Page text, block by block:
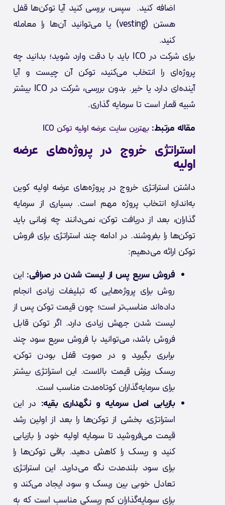
اضافه کنید. سپس، بررسی کنید آیا توکن‌ها قفل
هستن (vesting) یا می‌توانید آن‌ها را معامله
کنید.
برای شرکت در ICO باید با دقت وارد شوید؛ بدانید چه
پروژه‌ای را انتخاب می‌کنید، توکن آن چیست و آیا
آینده‌ای دارد یا خیر. بدون بررسی، شرکت در ICO بیشتر
شبیه قمار است تا سرمایه گذاری.
مقاله مرتبط: بهترین سایت عرضه اولیه توکن ICO
استراتژی خروج در پروژه‌های عرضه
اولیه
داشتن استراتژی خروج در پروژه‌های عرضه اولیه کوین
به‌اندازه انتخاب پروژه مهم است. بسیاری از سرمایه
گذاران، بعد از دریافت توکن، نمی‌دانند چه زمانی باید
توکن‌ها را بفروشند. در ادامه چند استراتژی برای فروش
توکن ارائه می‌دهیم:
فروش سریع پس از لیست شدن در صرافی: این
روش برای پروژه‌هایی که تبلیغات زیادی انجام
داده‌اند مناسب‌تر است؛ چون قیمت توکن پس از
لیست شدن جهش زیادی دارد. اگر توکن قابل
فروش باشد، می‌توانید با فروش سریع سود چند
برابری بگیرید و در صورت قفل بودن توکن،
ریسک ریزش قیمت بالاست. این استراتژی بیشتر
برای سرمایه‌گذاران کوتاه‌مدت مناسب است.
بازیابی اصل سرمایه و نگهداری بقیه: در این
استراتژی، بخشی از توکن‌ها را بعد از اولین رشد
قیمت می‌فروشید تا سرمایه اولیه خود را بازیابی
کنید و ریسک را کاهش دهید. باقی توکن‌ها را
برای سود بلندمدت نگه می‌دارید. این استراتژی
تعادل خوبی بین ریسک و سود ایجاد می‌کند و
برای سرمایه‌گذاران کم ریسکی مناسب است که به